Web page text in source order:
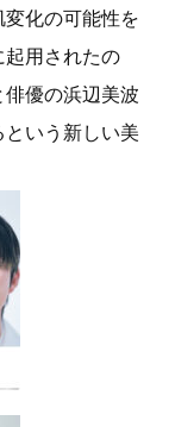
化の可能性を
起用されたの
優の浜辺美波
いう新しい美